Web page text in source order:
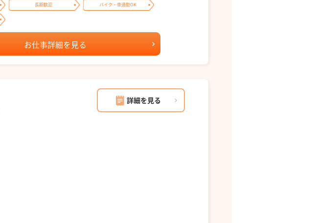
長期歓迎 バイク・車通勤OK
お仕事詳細を見る
詳細を見る